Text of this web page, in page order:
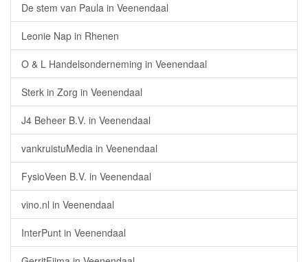
De stem van Paula in Veenendaal
Leonie Nap in Rhenen
O & L Handelsonderneming in Veenendaal
Sterk in Zorg in Veenendaal
J4 Beheer B.V. in Veenendaal
vankruistuMedia in Veenendaal
FysioVeen B.V. in Veenendaal
vino.nl in Veenendaal
InterPunt in Veenendaal